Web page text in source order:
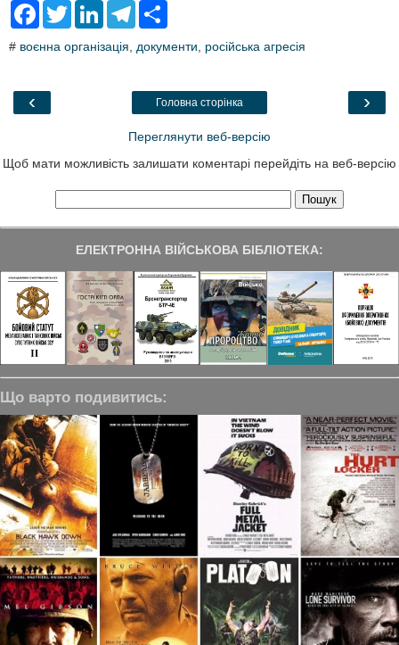
F
e
o
T
t
L
k
T
e
a
r
# воєнна організація документи російська агресія
‹ ›
Головна сторінка
Переглянути веб-версію
Щоб мати можливість залишати коментарі перейдіть на веб-версію
ЕЛЕКТРОННА ВІЙСЬКОВА БІБЛІОТЕКА:
Що варто подивитись: